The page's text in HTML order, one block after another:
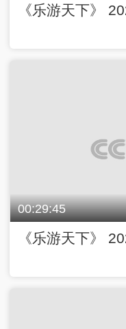
《乐游天下》
00:29:45
《乐游天下》